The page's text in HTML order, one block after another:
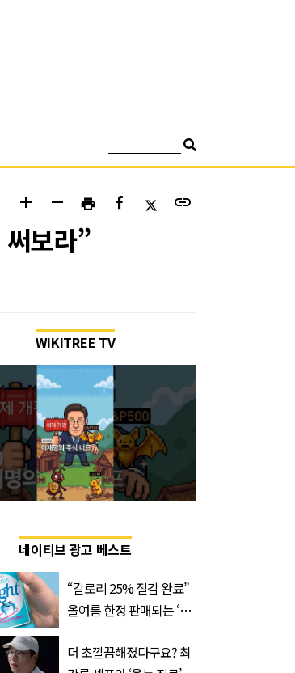
add remove print link
보라”
WIKITREE TV
네이티브 광고 베스트
“칼로리 25% 절감 완료”
올여름 한정 판매되는 ‘최
더 초깔끔해졌다구요? 최